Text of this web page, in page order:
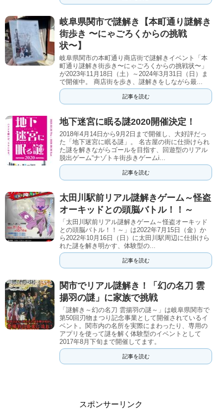
岐阜県関市で謎解き【本町通り謎解き
街歩き 〜にゃごろくからの挑戦
状〜】
岐阜県関市の本町通り商店街で謎解きイベント「本
町通り謎解き街歩き〜にゃごろくからの挑戦状〜」
が2023年11月18日（土）～2024年3月31日（日）ま
で開催中。 商店街を歩き、謎解きをしながら最...
記事を読む
地下迷宮に眠る謎2020開催決定！
2018年4月14日から9月2日まで開催し、大好評だっ
た「地下迷宮に眠る謎」。 名古屋の街に仕掛けられ
た謎を解きながらゴールを目指す、回遊型のリアル
脱出ゲーム“ナゾトキ街歩きゲームi...
記事を読む
太田川駅前リアル謎解きゲーム～怪盗
オーキッドとの頭脳バトル！！～
「太田川駅前リアル謎解きゲーム～怪盗オーキッド
との頭脳バトル！！～」は2022年7月15日（金）か
ら2022年10月16日（日）に太田川駅周辺に仕掛けら
れた謎を解き明かす、体験型の...
記事を読む
関市でリアル謎解き！「幻の名刀 雲
揚羽の謎」に家族で挑戦
「謎解き～幻の名刀 雲揚羽の謎～」は岐阜県関市で
第50回刃物まつり記念事業として開催されているイ
ベント。関市内の名所を実際にまわったり、専用の
アプリを使って謎を解く体験型のイベントとして
2017年8月下旬まで開催してます。
記事を読む
スポンサーリンク